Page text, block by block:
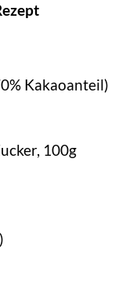
Kakaoanteil)
100g